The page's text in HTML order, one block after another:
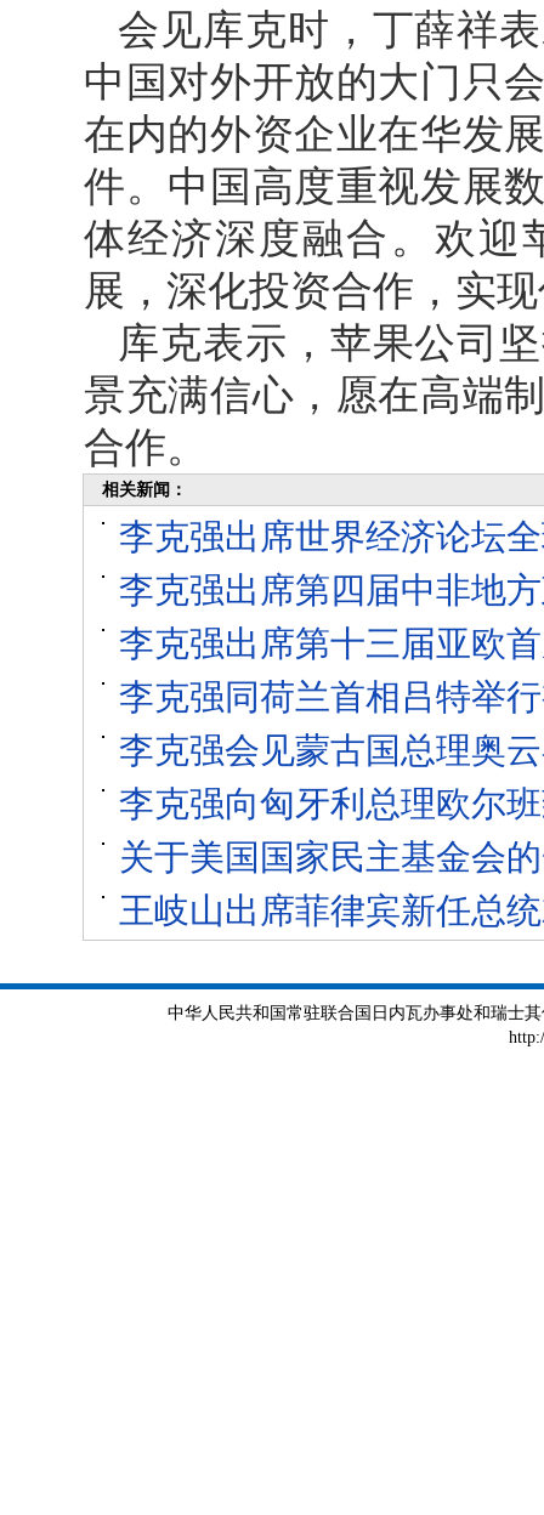
会见库克时，丁薛祥
中国对外开放的大门只
在内的外资企业在华发
件。中国高度重视发展
体经济深度融合。欢迎
展，深化投资合作，实
库克表示，苹果公司
景充满信心，愿在高端
合作。
相关新闻：
李克强出席世界经济论坛
李克强出席第四届中非地
李克强出席第十三届亚欧
李克强同荷兰首相吕特举
李克强会见蒙古国总理奥
李克强向匈牙利总理欧尔
关于美国国家民主基金会
王岐山出席菲律宾新任总
中华人民共和国常驻联合国日内瓦办事处和瑞士